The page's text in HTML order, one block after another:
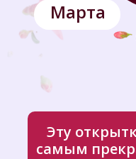
Эту
самым
Марта